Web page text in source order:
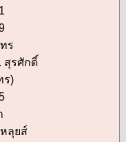
ร
สุรศักดิ์
ร)
ลุยส์